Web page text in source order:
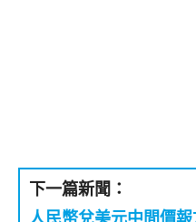
下一篇新聞：
人民幣兌美元中間價